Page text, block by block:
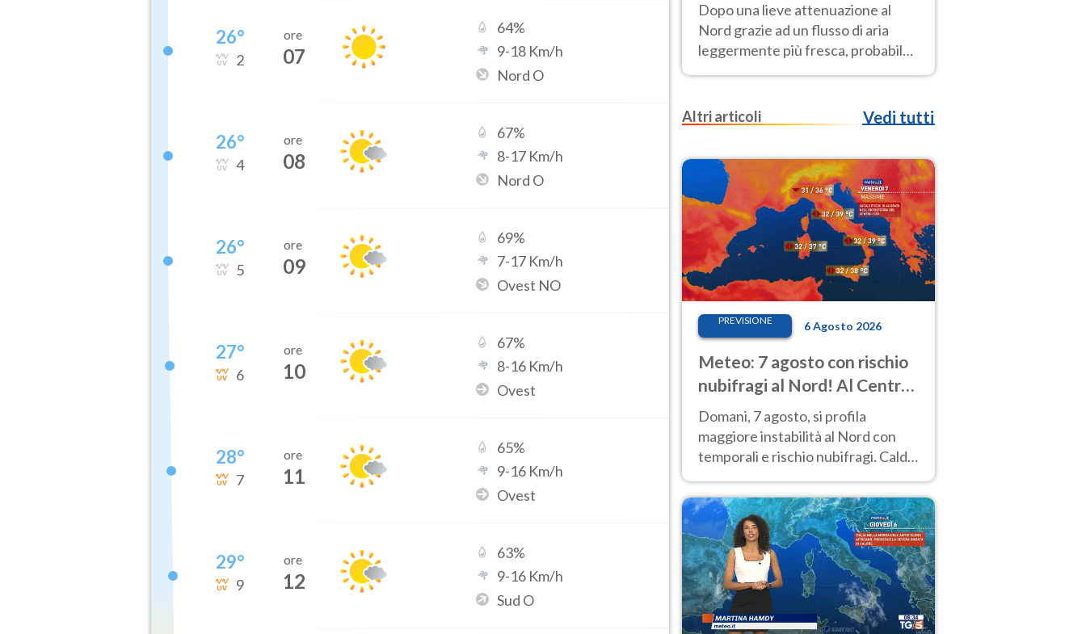
26°
2
ore
07
64%
9-18 Km/h
Nord O
26°
4
ore
08
67%
8-17 Km/h
Nord O
26°
5
ore
09
69%
7-17 Km/h
Ovest NO
27°
6
ore
10
67%
8-16 Km/h
Ovest
28°
7
ore
11
65%
9-16 Km/h
Ovest
29°
9
ore
12
63%
9-16 Km/h
Sud O
Dopo una lieve attenuazione al
Nord grazie ad un flusso di aria
leggermente più fresca, probabile
nuovo rinforzo dell’anticiclone
Altri articoli
Vedi tutti
PREVISIONE 6 Agosto 2026
Meteo: 7 agosto con rischio
nubifragi al Nord! Al Centro-
Sud caldo estremo
Domani, 7 agosto, si profila
maggiore instabilità al Nord con
temporali e rischio nubifragi. Caldo
previsioni.